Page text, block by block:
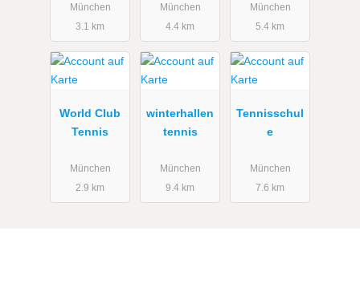
München
3.1 km
München
4.4 km
München
5.4 km
World Club
Tennis
München
2.9 km
winterhallen
tennis
München
9.4 km
Tennisschul
e
München
7.6 km